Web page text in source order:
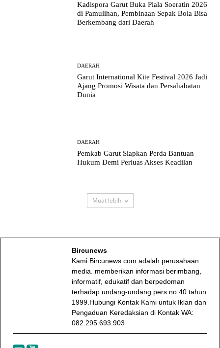
Kadispora Garut Buka Piala Soeratin 2026
di Pamulihan, Pembinaan Sepak Bola Bisa
Berkembang dari Daerah
DAERAH
Garut International Kite Festival 2026 Jadi
Ajang Promosi Wisata dan Persahabatan
Dunia
DAERAH
Pemkab Garut Siapkan Perda Bantuan
Hukum Demi Perluas Akses Keadilan
Muat lebih
Bircunews
Kami Bircunews.com adalah perusahaan
media. memberikan informasi berimbang,
informatif, edukatif dan berpedoman
terhadap undang-undang pers no 40 tahun
1999.Hubungi Kontak Kami untuk Iklan dan
Pengaduan Keredaksian di Kontak WA:
082.295.693.903